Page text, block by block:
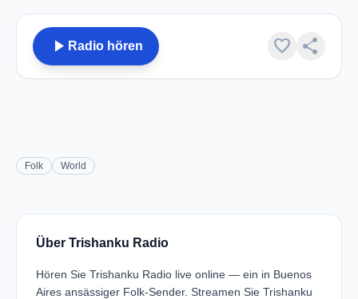
play_arrow Radio hören favorite share
Folk World
Über Trishanku Radio
Hören Sie Trishanku Radio live online — ein in Buenos
Aires ansässiger Folk-Sender. Streamen Sie Trishanku